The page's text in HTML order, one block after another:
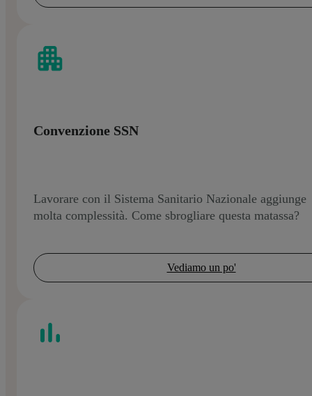
Convenzione SSN
Lavorare con il Sistema Sanitario Nazionale aggiunge
molta complessità. Come sbrogliare questa matassa?
Vediamo un po'